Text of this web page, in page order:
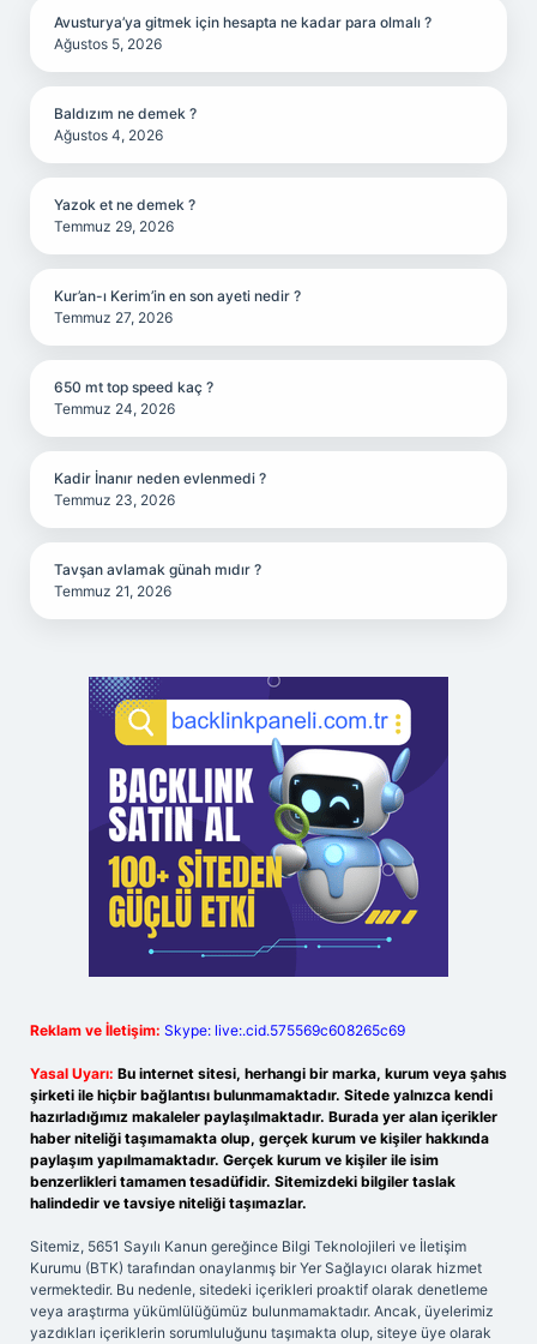
Avusturya’ya gitmek için hesapta ne kadar para olmalı ?
Ağustos 5, 2026
Baldızım ne demek ?
Ağustos 4, 2026
Yazok et ne demek ?
Temmuz 29, 2026
Kur’an-ı Kerim’in en son ayeti nedir ?
Temmuz 27, 2026
650 mt top speed kaç ?
Temmuz 24, 2026
Kadir İnanır neden evlenmedi ?
Temmuz 23, 2026
Tavşan avlamak günah mıdır ?
Temmuz 21, 2026
Reklam ve İletişim: Skype: live:.cid.575569c608265c69
Yasal Uyarı: Bu internet sitesi, herhangi bir marka, kurum veya şahıs
şirketi ile hiçbir bağlantısı bulunmamaktadır. Sitede yalnızca kendi
hazırladığımız makaleler paylaşılmaktadır. Burada yer alan içerikler
haber niteliği taşımamakta olup, gerçek kurum ve kişiler hakkında
paylaşım yapılmamaktadır. Gerçek kurum ve kişiler ile isim
benzerlikleri tamamen tesadüfidir. Sitemizdeki bilgiler taslak
halindedir ve tavsiye niteliği taşımazlar.
Sitemiz, 5651 Sayılı Kanun gereğince Bilgi Teknolojileri ve İletişim
Kurumu (BTK) tarafından onaylanmış bir Yer Sağlayıcı olarak hizmet
vermektedir. Bu nedenle, sitedeki içerikleri proaktif olarak denetleme
veya araştırma yükümlülüğümüz bulunmamaktadır. Ancak, üyelerimiz
yazdıkları içeriklerin sorumluluğunu taşımakta olup, siteye üye olarak